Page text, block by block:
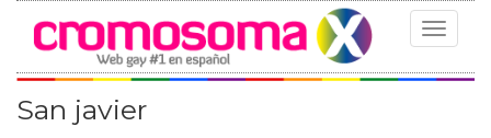
Toggle
San javier